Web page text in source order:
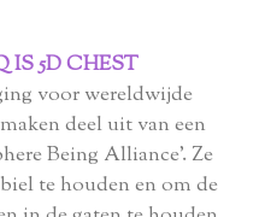
IS 5D CHEST
voor wereldwijde
deel uit van een
Being Alliance'. Ze
te houden en om de